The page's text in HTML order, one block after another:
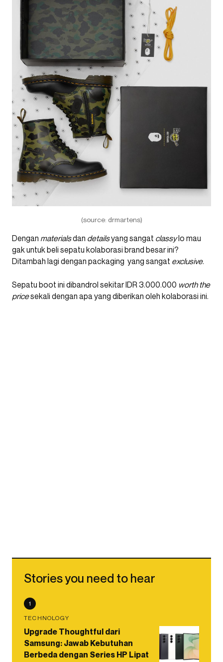
(source: drmartens)
Dengan materialsdan detailsyang sangat classylo mau
gak untuk beli sepatu kolaborasi brand besar ini?
Ditambah lagi dengan packaging yang sangat exclusive.
Sepatu boot ini dibandrol sekitar IDR 3.000.000 worth the
pricesekali dengan apa yang diberikan oleh kolaborasi ini.
Stories you need to hear
1
TECHNOLOGY
Upgrade Thoughtful dari
Samsung: Jawab Kebutuhan
Berbeda dengan Series HP Lipat